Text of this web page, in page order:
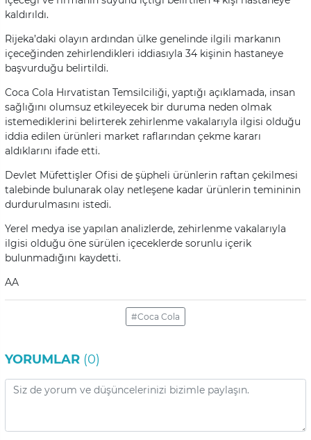
kaldırıldı.
Rijeka’daki olayın ardından ülke genelinde ilgili markanın
içeceğinden zehirlendikleri iddiasıyla 34 kişinin hastaneye
başvurduğu belirtildi.
Coca Cola Hırvatistan Temsilciliği, yaptığı açıklamada, insan
sağlığını olumsuz etkileyecek bir duruma neden olmak
istemediklerini belirterek zehirlenme vakalarıyla ilgisi olduğu
iddia edilen ürünleri market raflarından çekme kararı
aldıklarını ifade etti.
Devlet Müfettişler Ofisi de şüpheli ürünlerin raftan çekilmesi
talebinde bulunarak olay netleşene kadar ürünlerin temininin
durdurulmasını istedi.
Yerel medya ise yapılan analizlerde, zehirlenme vakalarıyla
ilgisi olduğu öne sürülen içeceklerde sorunlu içerik
bulunmadığını kaydetti.
AA
#Coca Cola
YORUMLAR (0)